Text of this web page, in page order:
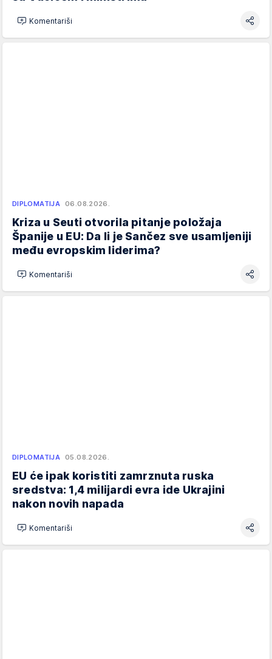
Komentariši
DIPLOMATIJA 06.08.2026.
Kriza u Seuti otvorila pitanje položaja
Španije u EU: Da li je Sančez sve usamljeniji
među evropskim liderima?
Komentariši
DIPLOMATIJA 05.08.2026.
EU će ipak koristiti zamrznuta ruska
sredstva: 1,4 milijardi evra ide Ukrajini
nakon novih napada
Komentariši